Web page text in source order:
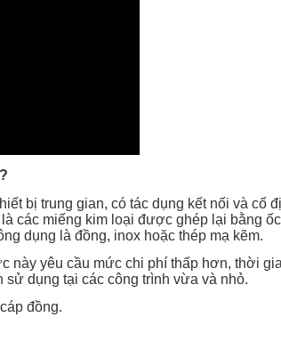
bị trung gian, có tác dụng kết nối và cố
các miếng kim loại được ghép lại bằng
dụng là đồng, inox hoặc thép mạ kẽm.
này yêu cầu mức chi phí thấp hơn, thời
dụng tại các công trình vừa và nhỏ.
đồng.